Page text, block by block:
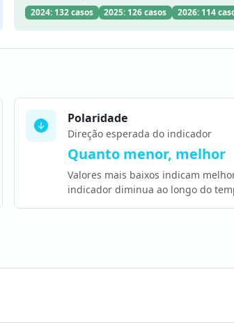
2024: 132 casos 2025: 126 casos 2026: 114
Polaridade
Direção esperada do indicador
Quanto menor, melhor
Valores mais baixos indicam
indicador diminua ao longo do